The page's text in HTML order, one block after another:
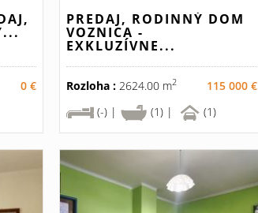
0 €
PREDAJ, RODINNÝ DOM
VOZNICA -
EXKLUZÍVNE...
Rozloha :2624.00 m2
115 000 €
(-) |
(1) | (1)